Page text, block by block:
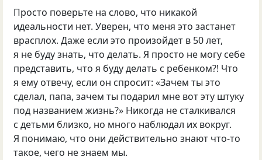
Просто поверьте на слово, что никакой
идеальности нет. Уверен, что меня это застанет
врасплох. Даже если это произойдет в 50 лет,
я не буду знать, что делать. Я просто не могу себе
представить, что я буду делать с ребенком?! Что
я ему отвечу, если он спросит: «Зачем ты это
сделал, папа, зачем ты подарил мне вот эту штуку
под названием жизнь?» Никогда не сталкивался
с детьми близко, но много наблюдал их вокруг.
Я понимаю, что они действительно знают что-то
такое, чего не знаем мы.